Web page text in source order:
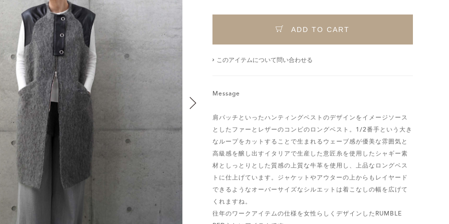
ADD TO CART
このアイテムについて問い合わせる
Message
肩パッチといったハンティングベストのデザインをイメージソース
としたファーとレザーのコンビのロングベスト。1/2番手という大き
なループをカットすることで生まれるウェーブ感が優美な雰囲気と
高級感を醸し出すイタリアで生産した意匠糸を使用したシャギー素
材としっとりとした質感の上質な牛革を使用し、上品なロングベス
トに仕上げています。ジャケットやアウターの上からもレイヤード
できるようなオーバーサイズなシルエットは着こなしの幅を広げて
くれますね。
往年のワークアイテムの仕様を女性らしくデザインしたRUMBLE